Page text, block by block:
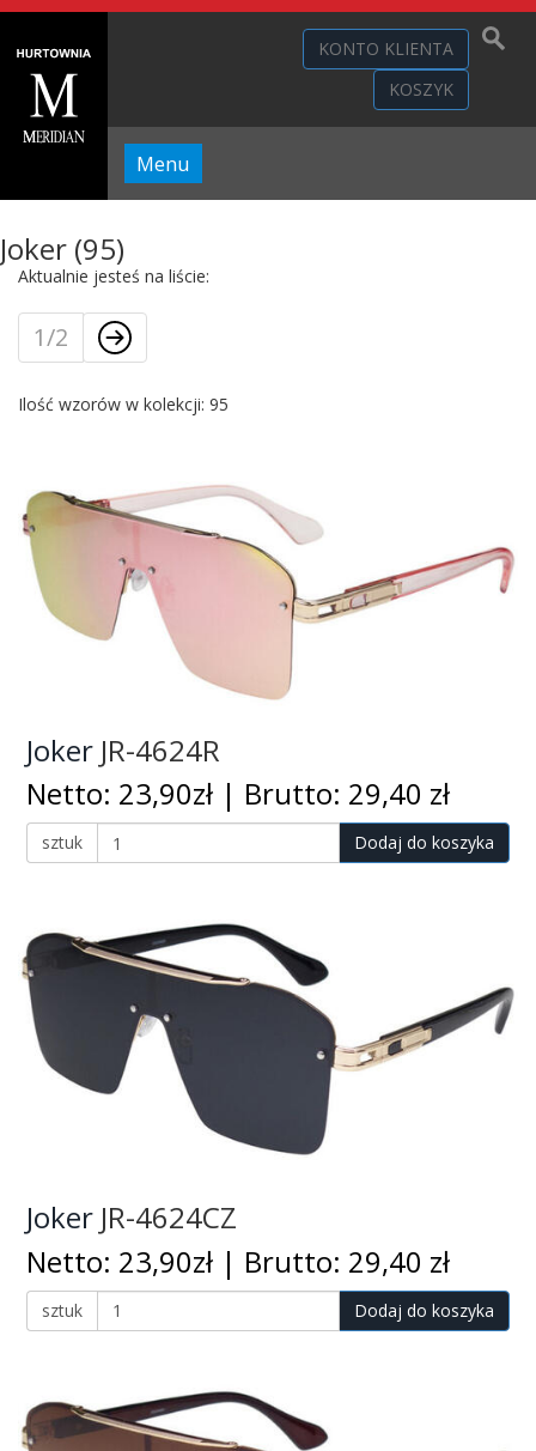
KONTO KLIENTA
KOSZYK
Menu
Joker (95)
Aktualnie jesteś na liście:
1/2
Ilość wzorów w kolekcji: 95
Joker JR-4624R
Netto: 23,90zł | Brutto: 29,40 zł
sztuk Dodaj do koszyka
Joker JR-4624CZ
Netto: 23,90zł | Brutto: 29,40 zł
sztuk Dodaj do koszyka